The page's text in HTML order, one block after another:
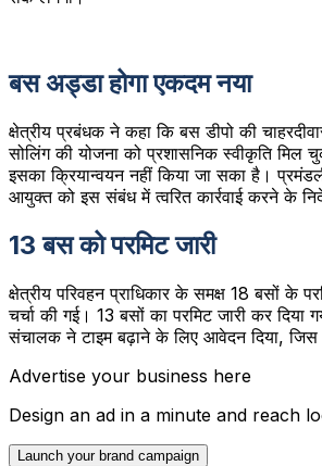
बस अड्डा होगा एकदम नया
क्षेत्रीय प्रबंधक ने कहा कि बस डीपो की
सोलिंग की योजना को प्रशासनिक स्वीकृति
इसका क्रियान्वयन नहीं किया जा सका है।
आयुक्त को इस संबंध में त्वरित कार्रवाई करने के
13 बस को परमिट जारी
क्षेत्रीय परिवहन प्राधिकार के समक्ष 18 बसों के
चर्चा की गई। 13 बसों का परमिट जारी कर दिया
संचालक ने टाइम बढ़ाने के लिए आवेदन दिया, जिस
Advertise your business here
Design an ad in a minute and reach
Launch your brand campaign